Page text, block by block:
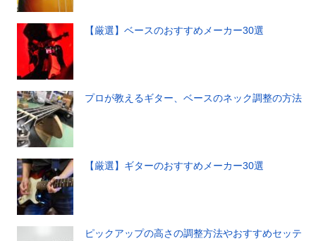
【厳選】ベースのおすすめメーカー30選
プロが教えるギター、ベースのネック調整の方法
【厳選】ギターのおすすめメーカー30選
ピックアップの高さの調整方法やおすすめセッテ